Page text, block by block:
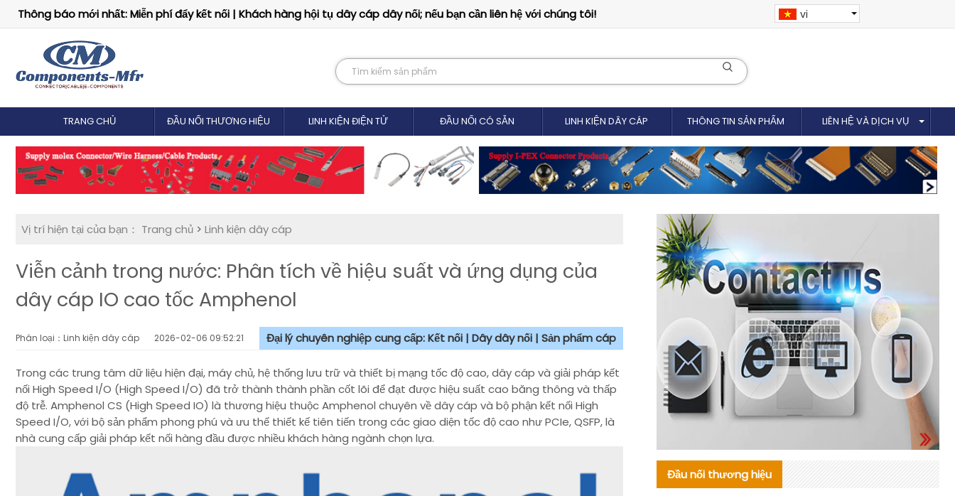
Thông báo mới nhất: Miễn phí đẩy kết nối | Khách hàng hội tụ dây cáp dây nối; nếu bạn cần liên hệ với chúng tôi! vi
TRANG CHỦ ĐẦU NỐI THƯƠNG HIỆU LINH KIỆN ĐIỆN TỬ ĐẦU NỐI CÓ SẴN LINH KIỆN DÂY CÁP THÔNG TIN SẢN PHẨM LIÊN HỆ VÀ DỊCH VỤ
Vị trí hiện tại của bạn： Trang chủ > Linh kiện dây cáp
Viễn cảnh trong nước: Phân tích về hiệu suất và ứng dụng của
dây cáp IO cao tốc Amphenol
Phân loại：Linh kiện dây cáp 2026-02-06 09:52:21 Đại lý chuyên nghiệp cung cấp: Kết nối | Dây dây nối | Sản phẩm cáp
Trong các trung tâm dữ liệu hiện đại, máy chủ, hệ thống lưu trữ và thiết bị mạng tốc độ cao, dây cáp và giải pháp kết
nối High Speed I/O (High Speed I/O) đã trở thành thành phần cốt lõi để đạt được hiệu suất cao băng thông và thấp
độ trễ. Amphenol CS (High Speed IO) là thương hiệu thuộc Amphenol chuyên về dây cáp và bộ phận kết nối High
Speed I/O, với bộ sản phẩm phong phú và ưu thế thiết kế tiên tiến trong các giao diện tốc độ cao như PCIe, QSFP, là
nhà cung cấp giải pháp kết nối hàng đầu được nhiều khách hàng ngành chọn lựa.
Đầu nối thương hiệu